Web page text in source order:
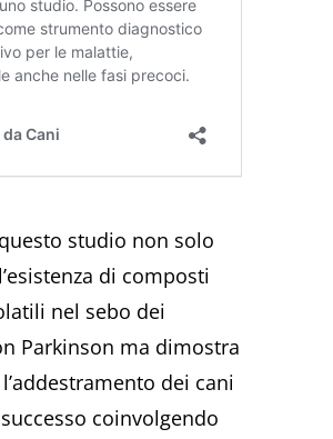
studio non solo
di composti
nel sebo dei
Parkinson ma dimostra
dei cani
coinvolgendo